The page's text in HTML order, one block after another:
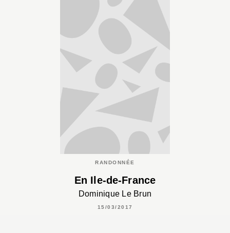
RANDONNÉE
En Ile-de-France
Dominique Le Brun
15/03/2017